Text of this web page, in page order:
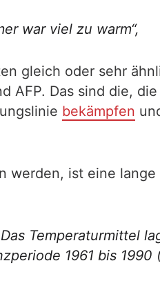
war viel zu warm“,
gleich oder sehr
AFP. Das sind die,
bekämpfen
werden, ist eine lange
Temperaturmittel
1961 bis 1990